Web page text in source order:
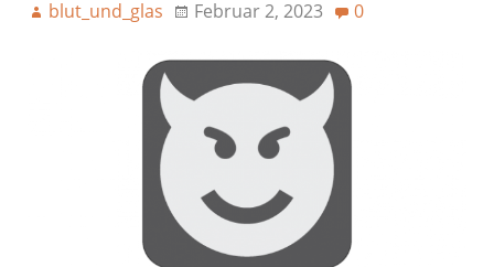
blut_und_glas Februar 2, 2023 0